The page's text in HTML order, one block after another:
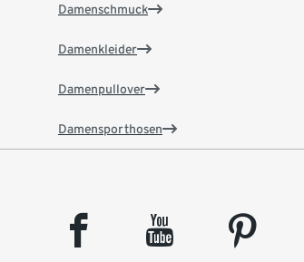
Damenschmuck
Damenkleider
Damenpullover
Damensporthosen
facebook youtube pinterest